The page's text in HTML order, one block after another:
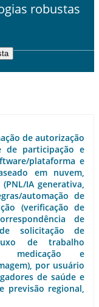
robustas
de autorização
de participação e
plataforma e
em nuvem,
IA generativa,
automação de
(verificação de
de
solicitação de
de trabalho
medicação e
por usuário
de saúde e
previsão regional,